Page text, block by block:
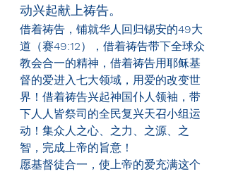
动兴起献上祷告。
借着祷告，铺就华人回归锡安的49大
道（赛49:12），借着祷告带下全球众
教会合一的精神，借着祷告用耶稣基
督的爱进入七大领域，用爱的改变世
界！借着祷告兴起神国仆人领袖，带
下人人皆祭司的全民复兴天召小组运
动！集众人之心、之力、之源、之
智，完成上帝的旨意！
愿基督徒合一，使上帝的爱充满这个